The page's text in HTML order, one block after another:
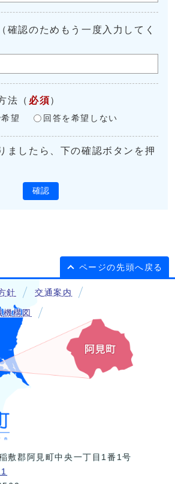
確認のためもう一度入力してく
法 （ 必須 ）
望 回答を希望しない
ましたら、下の確認ボタンを押
確認
ページの先頭へ戻る
針 交通案内
構図
敷郡阿見町中央一丁目1番1号